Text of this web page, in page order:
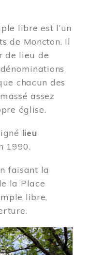
libre est l’un
de Moncton. Il
de lieu de
chacun des
assez
église.
lieu
1990.
faisant la
la Place
libre,